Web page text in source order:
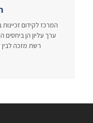
המרכז לקידום
ערך עליון הן ביחסים
רשת מזכה לבין